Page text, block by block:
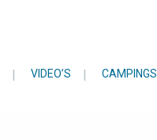
| VIDEO’S | CAMPINGS